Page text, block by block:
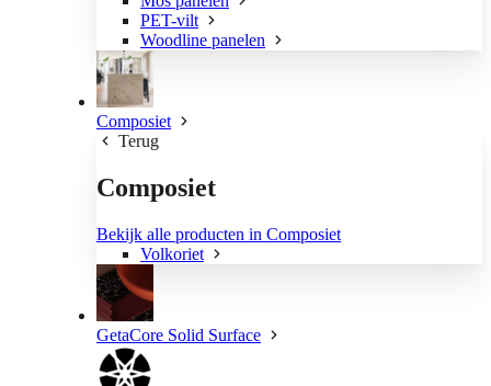
PET-vilt
Woodline panelen
Composiet
Terug
Composiet
Bekijk alle producten in Composiet
Volkoriet
GetaCore Solid Surface